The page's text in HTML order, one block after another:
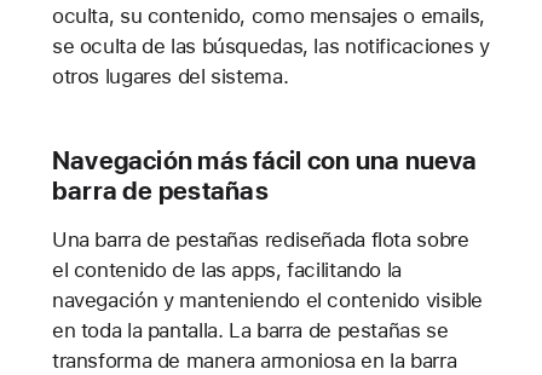
oculta, su contenido, como mensajes o emails,
se oculta de las búsquedas, las notificaciones y
otros lugares del sistema.
Navegación más fácil con una nueva
barra de pestañas
Una barra de pestañas rediseñada flota sobre
el contenido de las apps, facilitando la
navegación y manteniendo el contenido visible
en toda la pantalla. La barra de pestañas se
transforma de manera armoniosa en la barra